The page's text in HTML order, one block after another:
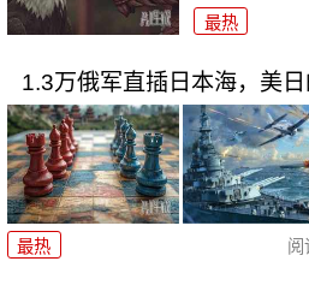
最热
1.3万俄军直插日本海，美
最热 阅